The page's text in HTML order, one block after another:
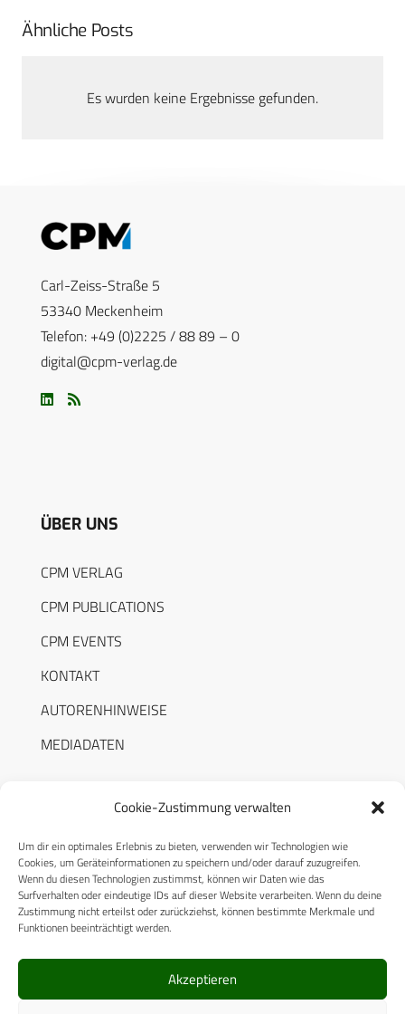
Cookie-Zustimmung verwalten
Um dir ein optimales Erlebnis zu bieten, verwenden wir Technologien wie
Cookies, um Geräteinformationen zu speichern und/oder darauf zuzugreifen.
Wenn du diesen Technologien zustimmst, können wir Daten wie das
Surfverhalten oder eindeutige IDs auf dieser Website verarbeiten. Wenn du deine
Zustimmung nicht erteilst oder zurückziehst, können bestimmte Merkmale und
Funktionen beeinträchtigt werden.
Akzeptieren
Ähnliche Posts
Es wurden keine Ergebnisse gefunden.
Carl-Zeiss-Straße 5
53340 Meckenheim
Telefon: +49 (0)2225 / 88 89 – 0
digital@cpm-verlag.de
ÜBER UNS
CPM VERLAG
CPM PUBLICATIONS
CPM EVENTS
KONTAKT
AUTORENHINWEISE
MEDIADATEN
RECHTLICHES
Datenschutzerklärung
Cookie-Richtlinie (EU)